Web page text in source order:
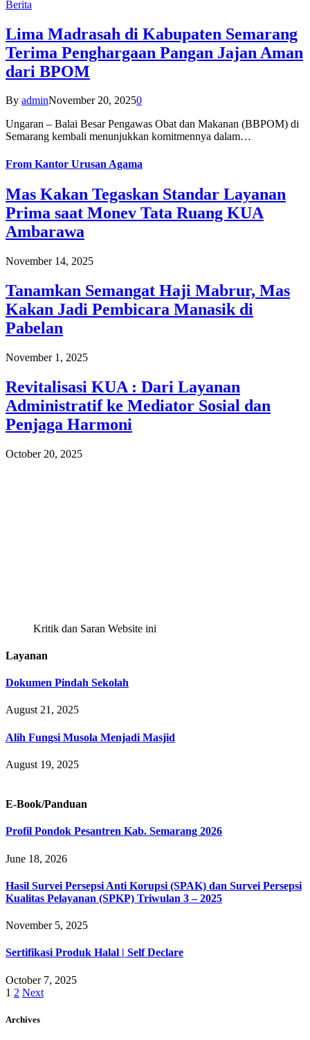
Berita
Lima Madrasah di Kabupaten Semarang
Terima Penghargaan Pangan Jajan Aman
dari BPOM
By adminNovember 20, 20250
Ungaran – Balai Besar Pengawas Obat dan Makanan (BBPOM) di
Semarang kembali menunjukkan komitmennya dalam…
From Kantor Urusan Agama
Mas Kakan Tegaskan Standar Layanan
Prima saat Monev Tata Ruang KUA
Ambarawa
November 14, 2025
Tanamkan Semangat Haji Mabrur, Mas
Kakan Jadi Pembicara Manasik di
Pabelan
November 1, 2025
Revitalisasi KUA : Dari Layanan
Administratif ke Mediator Sosial dan
Penjaga Harmoni
October 20, 2025
Kritik dan Saran Website ini
Layanan
Dokumen Pindah Sekolah
August 21, 2025
Alih Fungsi Musola Menjadi Masjid
August 19, 2025
E-Book/Panduan
Profil Pondok Pesantren Kab. Semarang 2026
June 18, 2026
Hasil Survei Persepsi Anti Korupsi (SPAK) dan Survei Persepsi
Kualitas Pelayanan (SPKP) Triwulan 3 – 2025
November 5, 2025
Sertifikasi Produk Halal | Self Declare
October 7, 2025
1 2 Next
Archives